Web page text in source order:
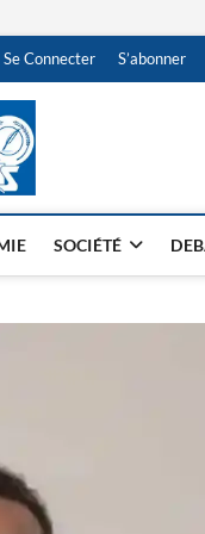
Se Connecter S’abonner
SOCIÉTÉ